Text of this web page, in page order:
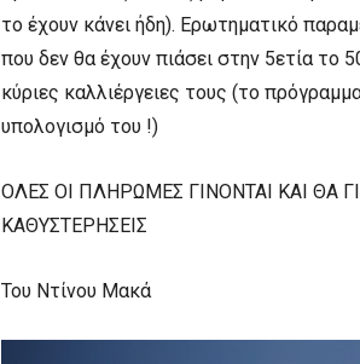
το έχουν κάνει ήδη). Ερωτηματικό
που δεν θα έχουν πιάσει στην 5ετία το
κύριες καλλιέργειες τους (το
υπολογισμό του !)
ΟΛΕΣ ΟΙ ΠΛΗΡΩΜΕΣ ΓΙΝΟΝΤΑΙ ΚΑΙ ΘΑ
ΚΑΘΥΣΤΕΡΗΣΕΙΣ
Του Ντίνου Μακά